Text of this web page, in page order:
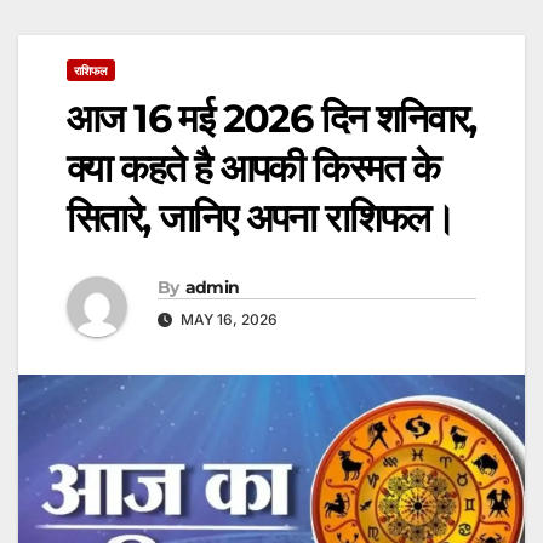
राशिफल
आज 16 मई 2026 दिन शनिवार,
क्या कहते है आपकी किस्मत के
सितारे, जानिए अपना राशिफल।
By admin
MAY 16, 2026